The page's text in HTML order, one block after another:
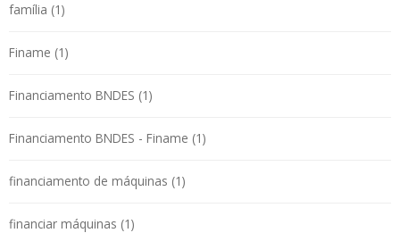
família (1)
Finame (1)
Financiamento BNDES (1)
Financiamento BNDES - Finame (1)
financiamento de máquinas (1)
financiar máquinas (1)